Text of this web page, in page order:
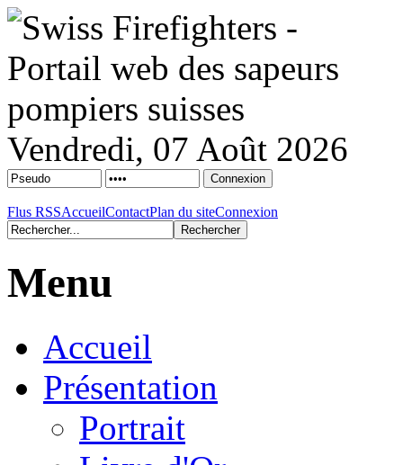
Vendredi, 07 Août 2026
Flus RSSAccueilContactPlan du siteConnexion
Menu
Accueil
Présentation
Portrait